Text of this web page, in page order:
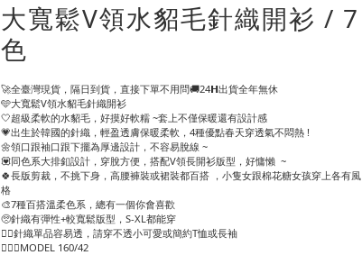
大寬鬆V領水貂毛針織開衫 / 7
色
🚀全臺灣現貨，隔日到貨，直接下單不用問🚚24𝗛出貨全年無休
🩵大寬鬆V領水貂毛針織開衫
🤍超級柔軟的水貂毛，好摸好軟糯 ~套上不僅保暖還有設計感
💗出生於韓國的針織，輕盈透膚保暖柔軟，4種優點春天穿透氣不悶熱 !
🌼領口跟袖口跟下擺為厚邊設計，不容易脫線 ~
💟同色系大排釦設計，穿脫方便，搭配V領長開衫版型，好慵懶  ~
🍀長版剪裁，不挑下身，高腰褲裝或裙裝都百搭 ，小隻女跟棉花糖女孩穿上各有風
格
🎨7種百搭溫柔色系，總有一個你會喜歡
🥺針織有彈性+較寬鬆版型，S-XL都能穿
❤️‍🔥針織單品容易透，請穿不透小可愛或簡約T恤或長袖
🙋🏻‍♀️MODEL 160/42